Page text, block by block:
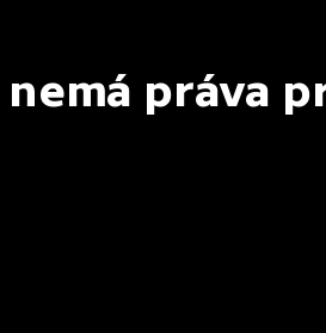
nemá práva